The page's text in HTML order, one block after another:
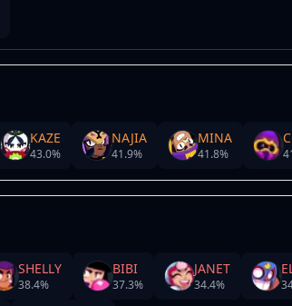
KAZE
43.0%
NAJIA
41.9%
MINA
41.8%
SHELLY
38.4%
BIBI
37.3%
JANET
34.4%